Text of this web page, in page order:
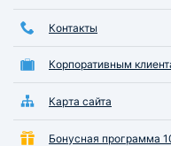
Контакты
Корпоративным
Карта сайта
Бонусная программа